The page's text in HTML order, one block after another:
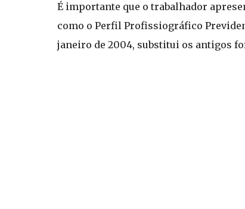
É importante que o trabalhador
como o Perfil Profissiográfico
janeiro de 2004, substitui os antigos